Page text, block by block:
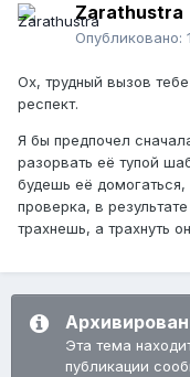
Zarathustra
Опубликовано:
Ох, трудный вызов
респект.
Я бы предпочел
разорвать её тупой
будешь её
проверка, в
трахнешь, а трахнуть
Эта тема
публикации